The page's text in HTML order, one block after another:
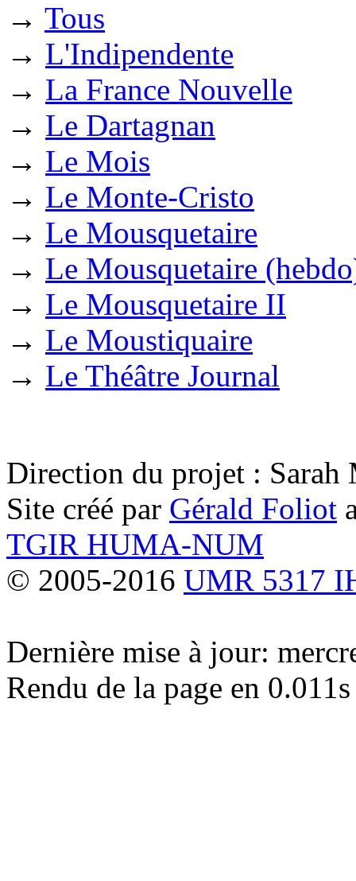
→ Tous
→ L'Indipendente
→ La France Nouvelle
→ Le Dartagnan
→ Le Mois
→ Le Monte-Cristo
→ Le Mousquetaire
→ Le Mousquetaire
→ Le Mousquetaire II
→ Le Moustiquaire
→ Le Théâtre Journal
Direction du projet : Sarah
Site créé par Gérald Foliot
TGIR HUMA-NUM
© 2005-2016 UMR 5317
Dernière mise à jour:
Rendu de la page en 0.011s